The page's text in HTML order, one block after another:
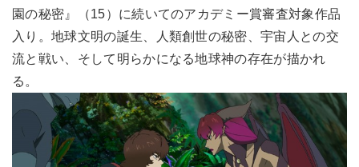
園の秘密』（15）に続いてのアカデミー賞審査対象作品
入り。地球文明の誕生、人類創世の秘密、宇宙人との交
流と戦い、そして明らかになる地球神の存在が描かれ
る。